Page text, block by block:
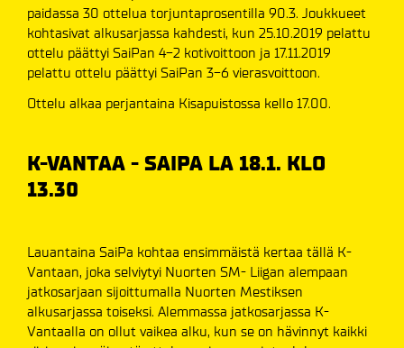
paidassa 30 ottelua torjuntaprosentilla 90.3. Joukkueet
kohtasivat alkusarjassa kahdesti, kun 25.10.2019 pelattu
ottelu päättyi SaiPan 4-2 kotivoittoon ja 17.11.2019
pelattu ottelu päättyi SaiPan 3-6 vierasvoittoon.
Ottelu alkaa perjantaina Kisapuistossa kello 17.00.
K-VANTAA - SAIPA LA 18.1. KLO
13.30
Lauantaina SaiPa kohtaa ensimmäistä kertaa tällä K-
Vantaan, joka selviytyi Nuorten SM- Liigan alempaan
jatkosarjaan sijoittumalla Nuorten Mestiksen
alkusarjassa toiseksi. Alemmassa jatkosarjassa K-
Vantaalla on ollut vaikea alku, kun se on hävinnyt kaikki